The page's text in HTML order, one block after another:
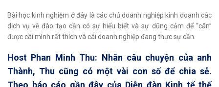
Bài học kinh nghiệm ở đây là các chủ doanh nghiệp kinh doanh các
dịch vụ về đào tạo cần có sự hiểu biết và sự dũng cảm để “cân”
được cái mình rất thích và cái doanh nghiệp đang thực sự cần.
Host Phan Minh Thu: Nhân câu chuyện của anh
Thành, Thu cũng có một vài con số để chia sẻ.
Theo báo cáo gần đây của Diễn đàn Kinh tế thế